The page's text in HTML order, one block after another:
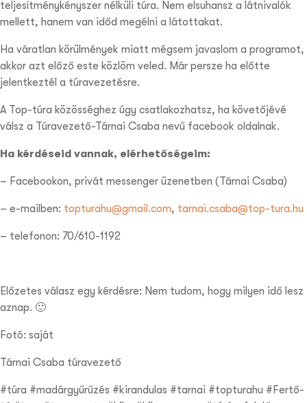
teljesítménykényszer nélküli túra. Nem elsuhansz a látnivalók
mellett, hanem van időd megélni a látottakat.
Ha váratlan körülmények miatt mégsem javaslom a programot,
akkor azt előző este közlöm veled. Már persze ha előtte
jelentkeztél a túravezetésre.
A Top-túra közösséghez úgy csatlakozhatsz, ha követőjévé
válsz a Túravezető-Tárnai Csaba nevű facebook oldalnak.
Ha kérdéseid vannak, elérhetőségeim:
– Facebookon, privát messenger üzenetben (Tárnai Csaba)
– e-mailben: topturahu@gmail.com, tarnai.csaba@top-tura.hu
– telefonon: 70/610-1192
Előzetes válasz egy kérdésre: Nem tudom, hogy milyen idő lesz
aznap. 🙂
Fotó: saját
Tárnai Csaba túravezető
#túra #madárgyűrűzés #kirandulas #tarnai #topturahu #Fertő-